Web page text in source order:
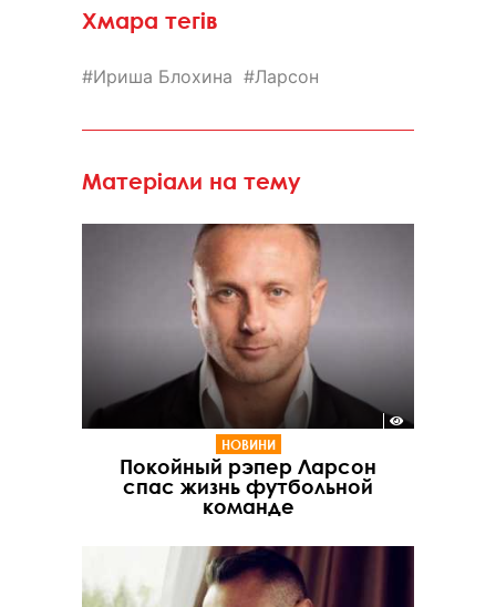
Хмара тегів
Ириша Блохина Ларсон
Матеріали на тему
НОВИНИ
Покойный рэпер Ларсон
спас жизнь футбольной
команде